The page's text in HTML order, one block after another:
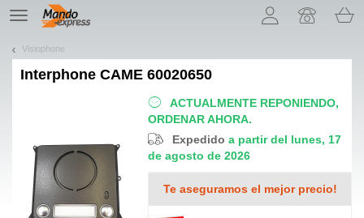
TE
navigation
Visiophone
Interphone CAME 60020650
ACTUALMENTE REPONIENDO,
ORDENAR AHORA.
Expedidoa partir del lunes, 17
de agosto de 2026
Te aseguramos el mejor precio!
¡Permítenos presentarte nuestras cookies!